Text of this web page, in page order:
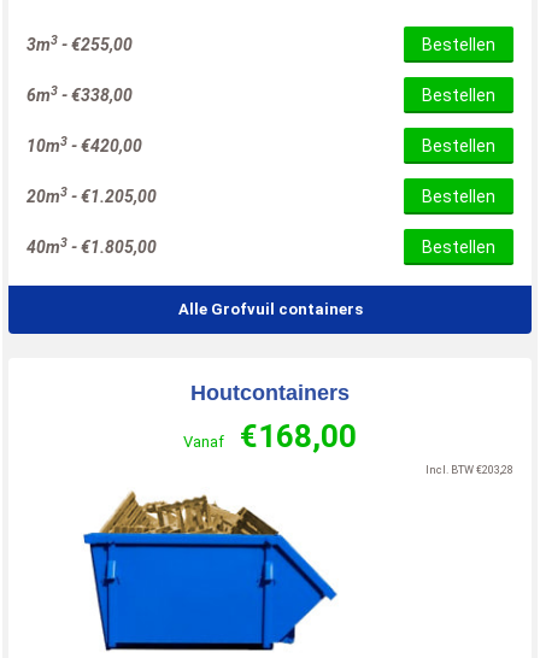
3m3 -€255,00 Bestellen
6m3 -€338,00 Bestellen
10m3 -€420,00 Bestellen
20m3 -€1.205,00 Bestellen
40m3 -€1.805,00 Bestellen
Alle Grofvuil containers
Houtcontainers
Vanaf €168,00
Incl. BTW €203,28